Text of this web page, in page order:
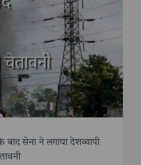
बाद सेना ने लगाया देशव्यापी